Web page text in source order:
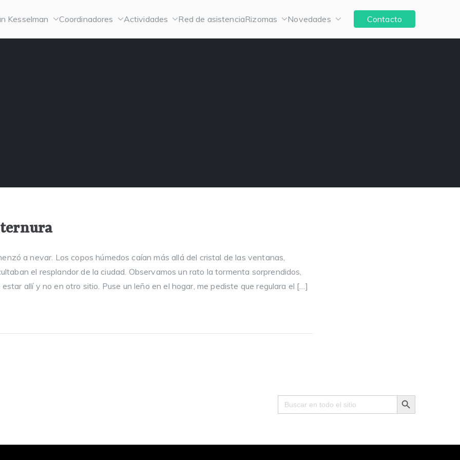
Kesselman Coordinadores Actividades Red de asistenciaRizomas Novedades Contacto
a nevar. Los copos húmedos caían más allá del cristal de las ventanas,
el resplandor de la ciudad. Observamos un rato la tormenta sorprendidos,
allí y no en otro sitio. Puse un leño en el hogar, me pediste que regulara el […]
Search
for:
Search Button